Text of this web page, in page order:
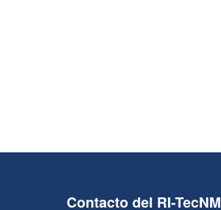
Contacto del RI-TecNM